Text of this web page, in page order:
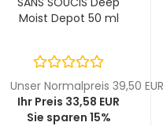
Moist Depot 50 ml
Unser Normalpreis 39,50 EUR
Ihr Preis 33,58 EUR
Sie sparen 15%